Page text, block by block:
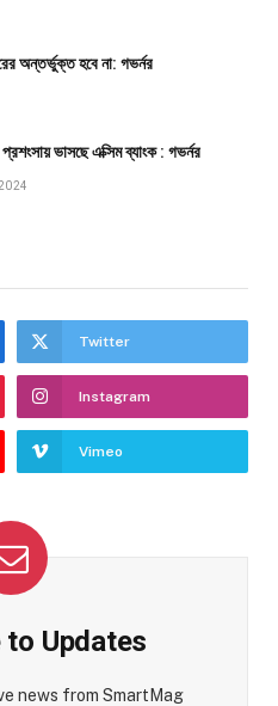
অন্তর্ভুক্ত হবে না: গভর্নর
প্রশংসায় ভাসছে এক্সিম ব্যাংক : গভর্নর
Twitter
Instagram
Vimeo
to Updates
news from SmartMag